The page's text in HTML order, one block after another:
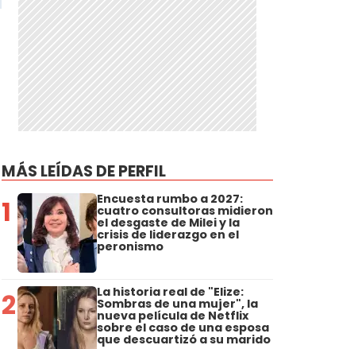
MÁS LEÍDAS DE PERFIL
1 Encuesta rumbo a 2027:
cuatro consultoras midieron
el desgaste de Milei y la
crisis de liderazgo en el
peronismo
2 La historia real de "Elize:
Sombras de una mujer", la
nueva película de Netflix
sobre el caso de una esposa
que descuartizó a su marido